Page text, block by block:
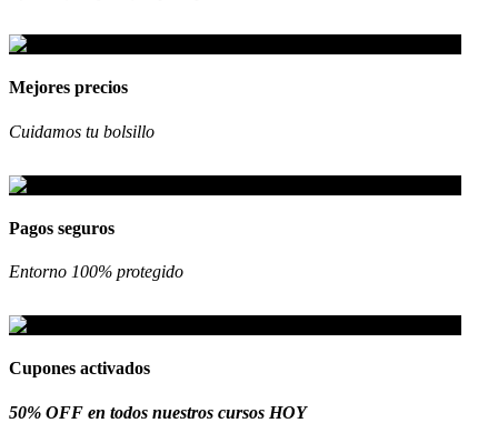
Mejores precios
Cuidamos tu bolsillo
Pagos seguros
Entorno 100% protegido
Cupones activados
50% OFF en todos nuestros cursos HOY